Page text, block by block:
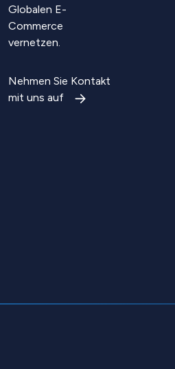
Globalen E-
Commerce
vernetzen.
Nehmen Sie Kontakt
mit uns auf